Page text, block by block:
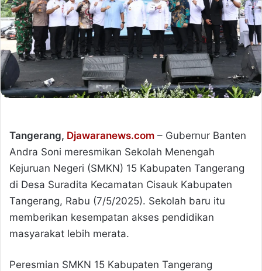
Tangerang, Djawaranews.com – Gubernur Banten
Andra Soni meresmikan Sekolah Menengah
Kejuruan Negeri (SMKN) 15 Kabupaten Tangerang
di Desa Suradita Kecamatan Cisauk Kabupaten
Tangerang, Rabu (7/5/2025). Sekolah baru itu
memberikan kesempatan akses pendidikan
masyarakat lebih merata.
Peresmian SMKN 15 Kabupaten Tangerang